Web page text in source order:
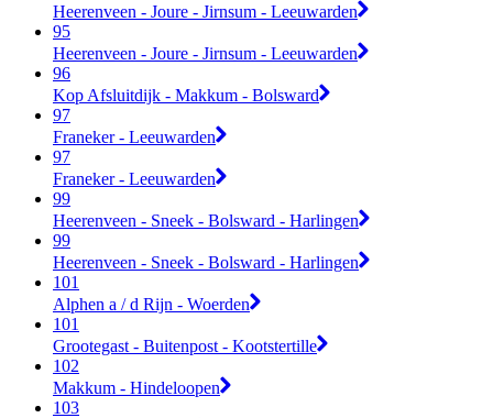
Heerenveen - Joure - Jirnsum - Leeuwarden
95
Heerenveen - Joure - Jirnsum - Leeuwarden
96
Kop Afsluitdijk - Makkum - Bolsward
97
Franeker - Leeuwarden
97
Franeker - Leeuwarden
99
Heerenveen - Sneek - Bolsward - Harlingen
99
Heerenveen - Sneek - Bolsward - Harlingen
101
Alphen a / d Rijn - Woerden
101
Grootegast - Buitenpost - Kootstertille
102
Makkum - Hindeloopen
103